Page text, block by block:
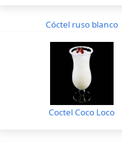
Cóctel ruso blanco
Coctel Coco Loco